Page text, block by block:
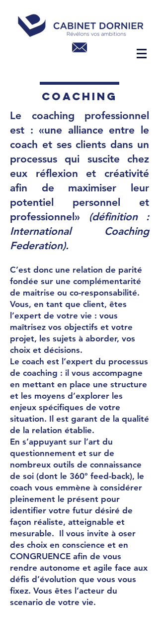
COACHING
Le coaching professionnel
est : «une alliance entre le
coach et ses clients dans un
processus qui suscite chez
eux réflexion et créativité
afin de maximiser leur
potentiel personnel et
professionnel»
(définition :
International Coaching
Federation).
C’est donc une relation de parité
fondée sur une complémentarité
de maitrise ou co-responsabilité.
Vous, en tant que client, êtes
l’expert de votre vie : vous
maîtrisez vos objectifs et votre
projet, les sujets à aborder, vos
choix et décisions.
Le coach est l’expert du processus
de coaching : il vous accompagne
en mettant en place une structure
et les moyens d’explorer les
enjeux spécifiques de votre
situation. Il est garant de la qualité
de la relation établie.
En s’appuyant sur l’art du
questionnement et sur de
nombreux outils de connaissance
de soi (dont le 360° feed-back), le
coach vous emmène à considérer
pleinement le présent pour
identifier votre futur désiré de
façon réaliste, atteignable et
mesurable. Il vous invite à oser
des choix en conscience et en
CONGRUENCE afin de vous
rendre autonome et agile face aux
défis d’évolution que vous vous
fixez. Vous êtes l’acteur du
scenario de votre vie.